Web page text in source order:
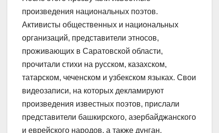
произведения национальных поэтов.
Активисты общественных и национальных
организаций, представители этносов,
проживающих в Саратовской области,
прочитали стихи на русском, казахском,
татарском, чеченском и узбекском языках. Свои
видеозаписи, на которых декламируют
произведения известных поэтов, прислали
представители башкирского, азербайджанского
и еврейского народов, а также дунган.